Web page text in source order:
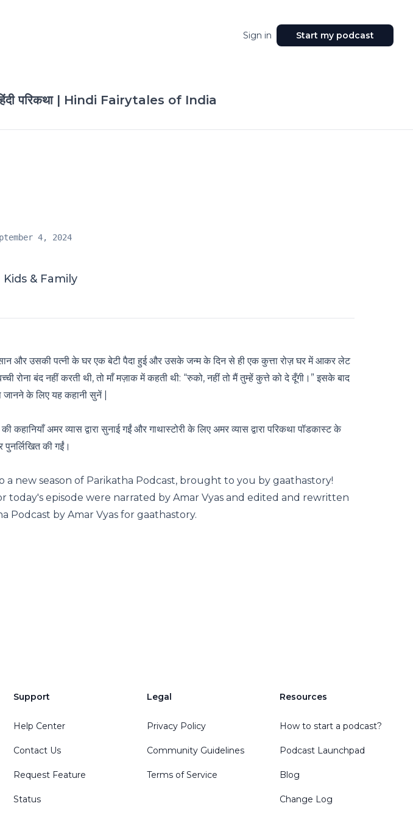
Sign in Start my podcast
परिकथा | Hindi Fairytales of India
4, 2024
Kids & Family
और उसकी पत्नी के घर एक बेटी पैदा हुई और उसके जन्म के दिन से ही एक कुत्ता रोज़ घर में आकर लेट
रोना बंद नहीं करती थी, तो माँ मज़ाक में कहती थी: “रुको, नहीं तो मैं तुम्हें कुत्ते को दे दूँगी।” इसके बाद
जानने के लिए यह कहानी सुनें |
कहानियाँ अमर व्यास द्वारा सुनाई गईं और गाथास्टोरी के लिए अमर व्यास द्वारा परिकथा पॉडकास्ट के
पुनर्लिखित की गईं।
a new season of Parikatha Podcast, brought to you by gaathastory!
today's episode were narrated by Amar Vyas and edited and rewritten
Podcast by Amar Vyas for gaathastory.
Support
Help Center
Contact Us
Request Feature
Status
Legal
Privacy Policy
Community Guidelines
Terms of Service
Resources
How to start a podcast?
Podcast Launchpad
Blog
Change Log